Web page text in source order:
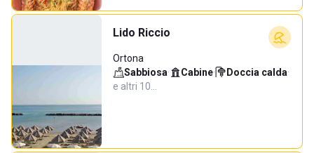
Lido Riccio
Ortona
Sabbiosa· Cabine· Doccia calda·
e altri 10…